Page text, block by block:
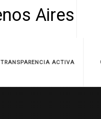
TRANSPARENCIA ACTIVA